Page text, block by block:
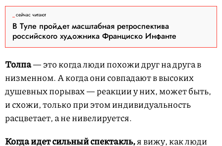
сейчас читают
В Туле пройдет масштабная ретроспектива
российского художника Франциско Инфанте
Толпа— это когда люди похожи друг на друга в
низменном. А когда они совпадают в высоких
душевных порывах — реакции у них, может быть,
и схожи, только при этом индивидуальность
расцветает, а не нивелируется.
Когда идет сильный спектакль,я вижу, как люди